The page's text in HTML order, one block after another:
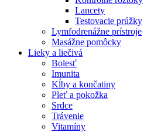
Lancety
Testovacie prúžky
Lymfodrenážne prístroje
Masážne pomôcky
Lieky a liečivá
Bolesť
Imunita
Kĺby a končatiny
Pleť a pokožka
Srdce
Trávenie
Vitamíny